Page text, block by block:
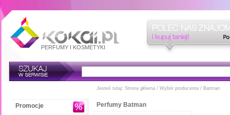
PERFUMY I KOSMETYKI
Promocje
Jesteś tutaj: Strona główna/ Wybór producenta/ Batman
Perfumy Batman